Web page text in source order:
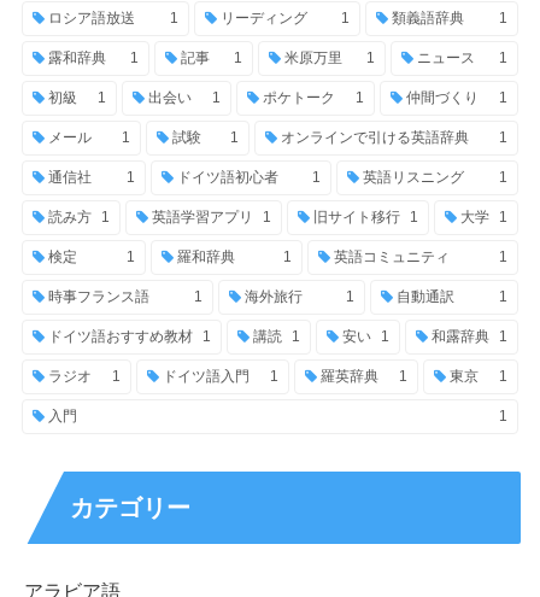
ロシア語放送 1 リーディング 1 類義語辞典 1
露和辞典 1 記事 1 米原万里 1 ニュース 1
初級 1 出会い 1 ポケトーク 1 仲間づくり 1
メール 1 試験 1 オンラインで引ける英語辞典 1
通信社 1 ドイツ語初心者 1 英語リスニング 1
読み方 1 英語学習アプリ 1 旧サイト移行 1 大学 1
検定 1 羅和辞典 1 英語コミュニティ 1
時事フランス語 1 海外旅行 1 自動通訳 1
ドイツ語おすすめ教材 1 講読 1 安い 1 和露辞典 1
ラジオ 1 ドイツ語入門 1 羅英辞典 1 東京 1
入門 1
カテゴリー
アラビア語